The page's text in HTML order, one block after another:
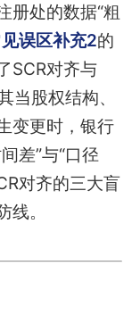
册处的数据“粗
误区补充2的
SCR对齐与
当股权结构、
变更时，银行
差”与“口径
对齐的三大盲
。